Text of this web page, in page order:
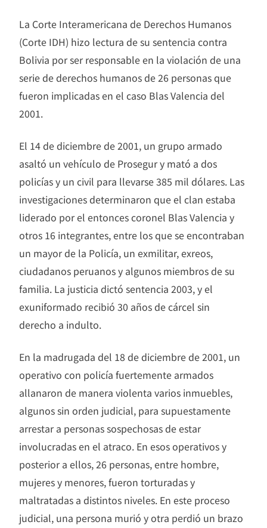
La Corte Interamericana de Derechos Humanos
(Corte IDH) hizo lectura de su sentencia contra
Bolivia por ser responsable en la violación de una
serie de derechos humanos de 26 personas que
fueron implicadas en el caso Blas Valencia del
2001.
El 14 de diciembre de 2001, un grupo armado
asaltó un vehículo de Prosegur y mató a dos
policías y un civil para llevarse 385 mil dólares. Las
investigaciones determinaron que el clan estaba
liderado por el entonces coronel Blas Valencia y
otros 16 integrantes, entre los que se encontraban
un mayor de la Policía, un exmilitar, exreos,
ciudadanos peruanos y algunos miembros de su
familia. La justicia dictó sentencia 2003, y el
exuniformado recibió 30 años de cárcel sin
derecho a indulto.
En la madrugada del 18 de diciembre de 2001, un
operativo con policía fuertemente armados
allanaron de manera violenta varios inmuebles,
algunos sin orden judicial, para supuestamente
arrestar a personas sospechosas de estar
involucradas en el atraco. En esos operativos y
posterior a ellos, 26 personas, entre hombre,
mujeres y menores, fueron torturadas y
maltratadas a distintos niveles. En este proceso
judicial, una persona murió y otra perdió un brazo